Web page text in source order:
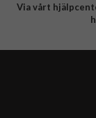
Via vårt